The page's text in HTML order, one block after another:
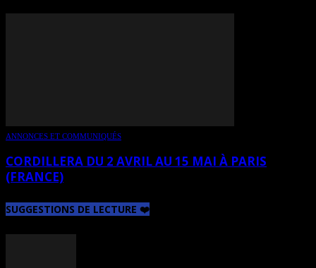
ANNONCES ET COMMUNIQUÉS
CORDILLERA DU 2 AVRIL AU 15 MAI À PARIS
(FRANCE)
SUGGESTIONS DE LECTURE ❤️